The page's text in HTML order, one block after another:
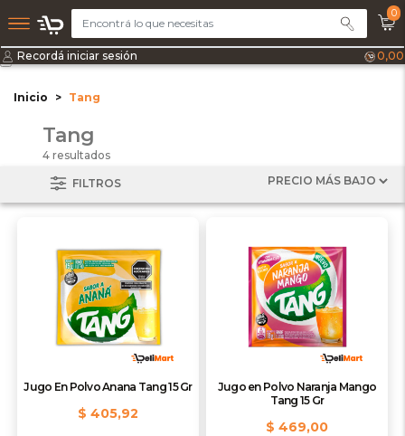
0
Recordá iniciar sesión 0,00
Inicio Tang
Tang
4 resultados
FILTROS
Jugo En Polvo Anana Tang 15 Gr
$ 405,92
Jugo en Polvo Naranja Mango
Tang 15 Gr
$ 469,00